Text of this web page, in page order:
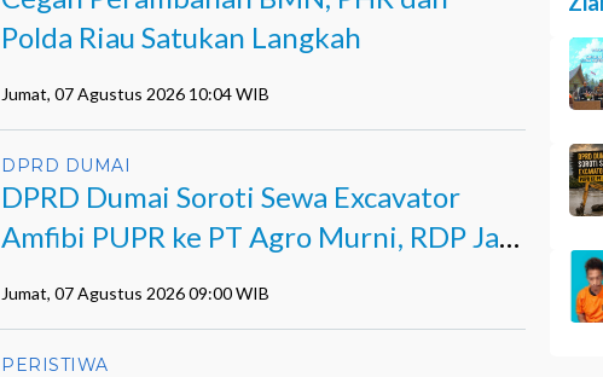
Polda Riau Satukan Langkah
Jumat, 07 Agustus 2026 10:04 WIB
DPRD DUMAI
DPRD Dumai Soroti Sewa Excavator
Amfibi PUPR ke PT Agro Murni, RDP Jadi
Jumat, 07 Agustus 2026 09:00 WIB
PERISTIWA